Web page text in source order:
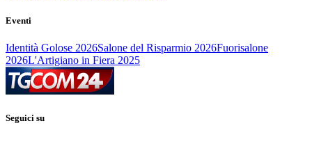
Eventi
Identità Golose 2026Salone del Risparmio 2026Fuorisalone
2026L'Artigiano in Fiera 2025
Seguici su